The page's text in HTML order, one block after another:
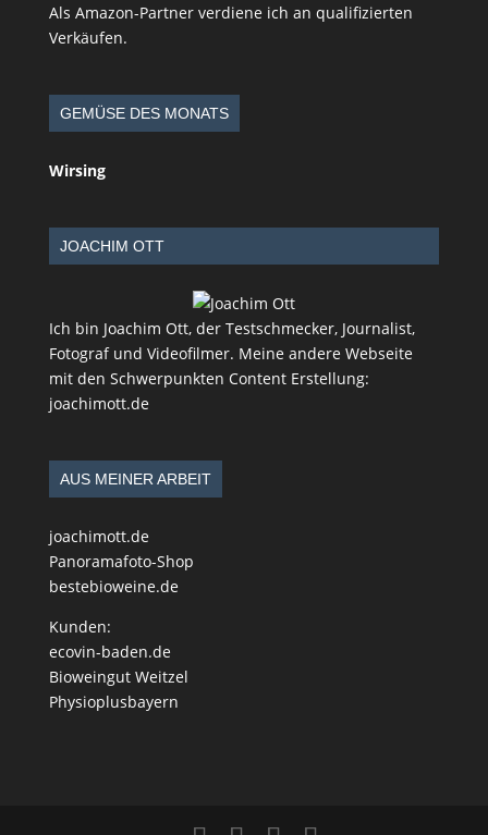
Als Amazon-Partner verdiene ich an qualifizierten
Verkäufen.
GEMÜSE DES MONATS
Wirsing
JOACHIM OTT
Ich bin Joachim Ott, der Testschmecker, Journalist,
Fotograf und Videofilmer. Meine andere Webseite
mit den Schwerpunkten Content Erstellung:
joachimott.de
AUS MEINER ARBEIT
joachimott.de
Panoramafoto-Shop
bestebioweine.de
Kunden:
ecovin-baden.de
Bioweingut Weitzel
Physioplusbayern